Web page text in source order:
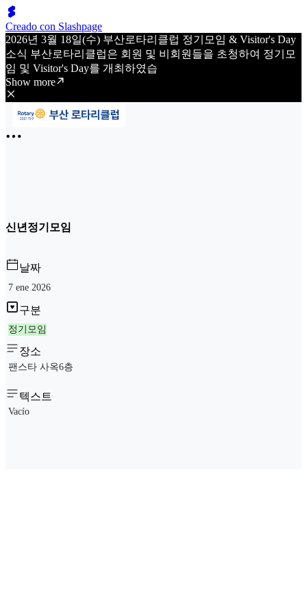
Creado con Slashpage
2026년 3월 18일(수) 부산로타리클럽 정기모임 & Visitor's Day
소식 부산로타리클럽은 회원 및 비회원들을 초청하여 정기모
임 및 Visitor's Day를 개최하였습
Show more
신년정기모임
날짜
7 ene 2026
구분
정기모임
장소
팬스타 사옥6층
텍스트
Vacío